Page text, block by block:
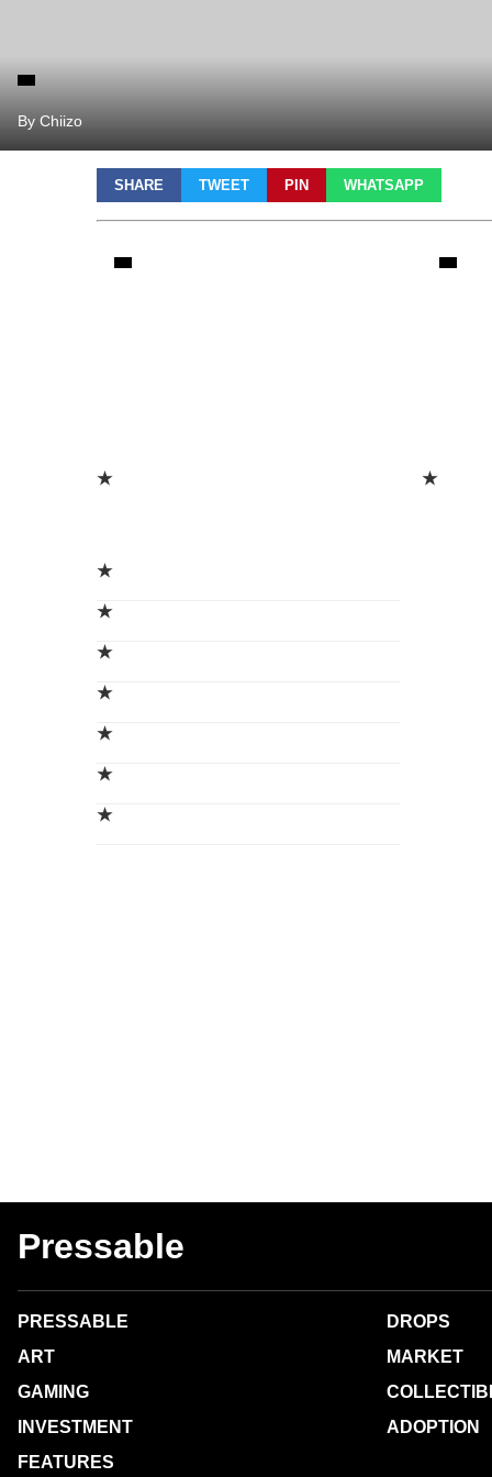
By Chiizo
SHARE TWEET PIN WHATSAPP
★ ★
★
★
★
★
★
★
★
Pressable
PRESSABLE
ART
GAMING
INVESTMENT
FEATURES
DROPS
MARKET
ADOPTION